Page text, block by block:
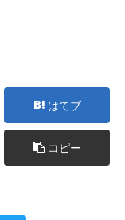
はてブ
コピー